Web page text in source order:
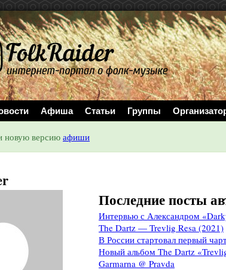
Афиша Статьи Группы
новую версию афиши
Последние посты
Интервью с Александром
The Dartz — Trevlig Resa (2021)
В России стартовал первый
Новый альбом The Dartz
Garmarna @ Pravda